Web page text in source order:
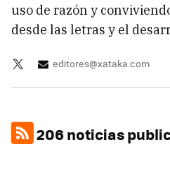
uso de razón y
desde las letras y el
editores@xataka.com
206 noticias